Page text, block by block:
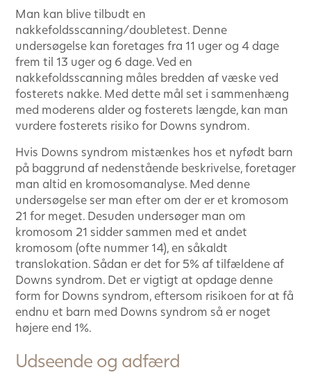
Man kan blive tilbudt en
nakkefoldsscanning/doubletest. Denne
undersøgelse kan foretages fra 11 uger og 4 dage
frem til 13 uger og 6 dage. Ved en
nakkefoldsscanning måles bredden af væske ved
fosterets nakke. Med dette mål set i sammenhæng
med moderens alder og fosterets længde, kan man
vurdere fosterets risiko for Downs syndrom.
Hvis Downs syndrom mistænkes hos et nyfødt barn
på baggrund af nedenstående beskrivelse, foretager
man altid en kromosomanalyse. Med denne
undersøgelse ser man efter om der er et kromosom
21 for meget. Desuden undersøger man om
kromosom 21 sidder sammen med et andet
kromosom (ofte nummer 14), en såkaldt
translokation. Sådan er det for 5% af tilfældene af
Downs syndrom. Det er vigtigt at opdage denne
form for Downs syndrom, eftersom risikoen for at få
endnu et barn med Downs syndrom så er noget
højere end 1%.
Udseende og adfærd